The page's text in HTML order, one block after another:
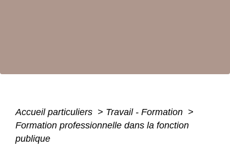
Accueil particuliers > Travail - Formation >
Formation professionnelle dans la fonction
publique